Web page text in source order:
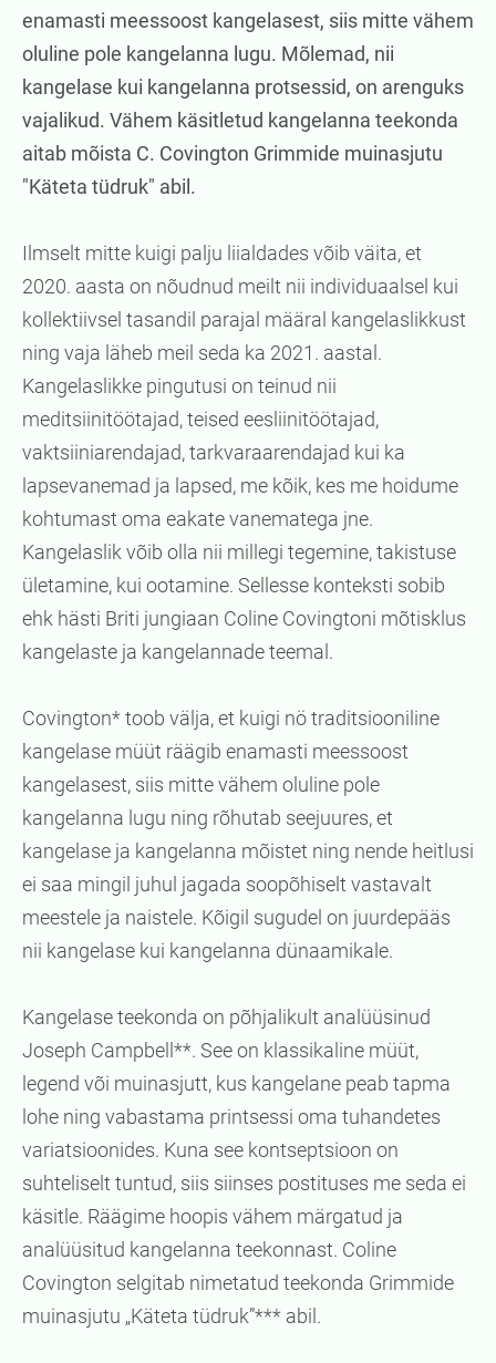
enamasti meessoost kangelasest, siis mitte vähem
oluline pole kangelanna lugu. Mõlemad, nii
kangelase kui kangelanna protsessid, on arenguks
vajalikud. Vähem käsitletud kangelanna teekonda
aitab mõista C. Covington Grimmide muinasjutu
"Käteta tüdruk" abil.
Ilmselt mitte kuigi palju liialdades võib väita, et
2020. aasta on nõudnud meilt nii individuaalsel kui
kollektiivsel tasandil parajal määral kangelaslikkust
ning vaja läheb meil seda ka 2021. aastal.
Kangelaslikke pingutusi on teinud nii
meditsiinitöötajad, teised eesliinitöötajad,
vaktsiiniarendajad, tarkvaraarendajad kui ka
lapsevanemad ja lapsed, me kõik, kes me hoidume
kohtumast oma eakate vanematega jne.
Kangelaslik võib olla nii millegi tegemine, takistuse
ületamine, kui ootamine. Sellesse konteksti sobib
ehk hästi Briti jungiaan Coline Covingtoni mõtisklus
kangelaste ja kangelannade teemal.
Covington* toob välja, et kuigi nö traditsiooniline
kangelase müüt räägib enamasti meessoost
kangelasest, siis mitte vähem oluline pole
kangelanna lugu ning rõhutab seejuures, et
kangelase ja kangelanna mõistet ning nende heitlusi
ei saa mingil juhul jagada soopõhiselt vastavalt
meestele ja naistele. Kõigil sugudel on juurdepääs
nii kangelase kui kangelanna dünaamikale.
Kangelase teekonda on põhjalikult analüüsinud
Joseph Campbell**. See on klassikaline müüt,
legend või muinasjutt, kus kangelane peab tapma
lohe ning vabastama printsessi oma tuhandetes
variatsioonides. Kuna see kontseptsioon on
suhteliselt tuntud, siis siinses postituses me seda ei
käsitle. Räägime hoopis vähem märgatud ja
analüüsitud kangelanna teekonnast. Coline
Covington selgitab nimetatud teekonda Grimmide
muinasjutu „Käteta tüdruk”*** abil.